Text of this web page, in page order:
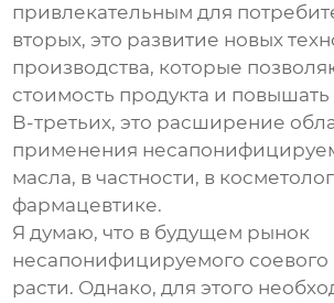
привлекательным для
вторых, это развитие новых
производства, которые
стоимость продукта и повышать
В-третьих, это расширение
применения
масла, в частности, в
фармацевтике.
Я думаю, что в будущем рынок
несапонифицируемого соевого
расти. Однако, для этого